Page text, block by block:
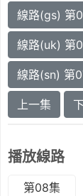
線路(gs) 第
線路(uk) 第
線路(sn) 第
上一集
播放線路
第08集